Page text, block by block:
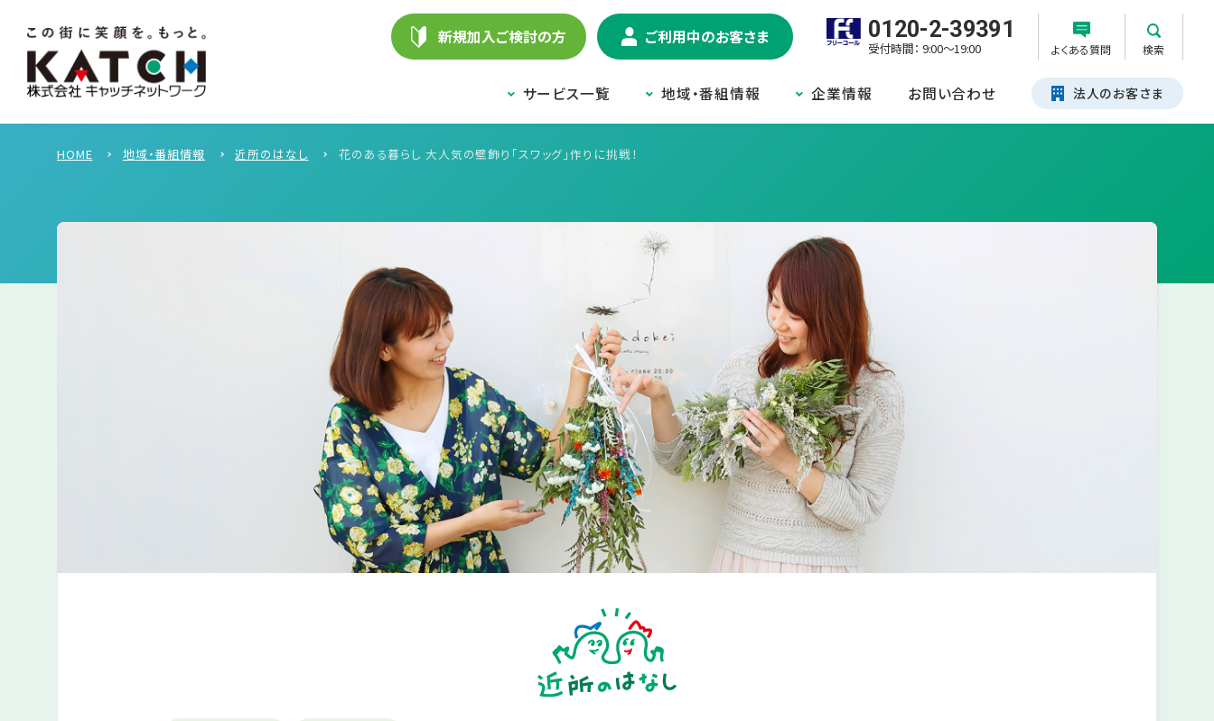
新規加入ご検討の方 ご利用中のお客さま 0120-2-39391
受付時間： 9:00～19:00 よくある質問 検索
サービス一覧 地域・番組情報 企業情報 お問い合わせ 法人のお客さま
HOME 地域・番組情報 近所のはなし 花のある暮らし 大人気の壁飾り「スワッグ」作りに挑戦！